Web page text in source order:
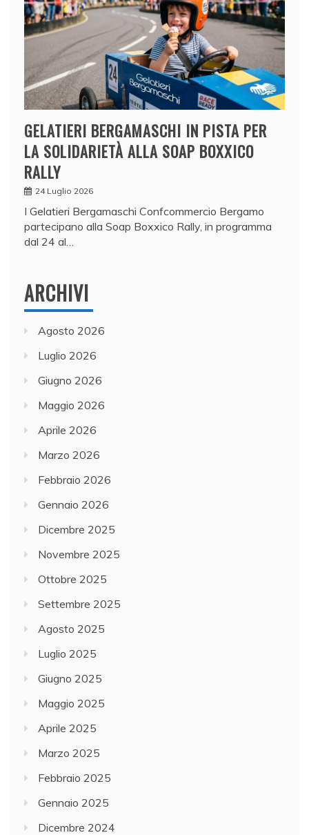
GELATIERI BERGAMASCHI IN PISTA PER
LA SOLIDARIETÀ ALLA SOAP BOXXICO
RALLY
24 Luglio 2026
I Gelatieri Bergamaschi Confcommercio Bergamo
partecipano alla Soap Boxxico Rally, in programma
dal 24 al…
ARCHIVI
Agosto 2026
Luglio 2026
Giugno 2026
Maggio 2026
Aprile 2026
Marzo 2026
Febbraio 2026
Gennaio 2026
Dicembre 2025
Novembre 2025
Ottobre 2025
Settembre 2025
Agosto 2025
Luglio 2025
Giugno 2025
Maggio 2025
Aprile 2025
Marzo 2025
Febbraio 2025
Gennaio 2025
Dicembre 2024